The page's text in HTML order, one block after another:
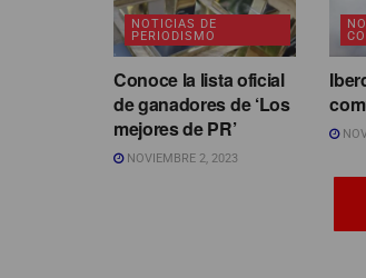
NOTICIAS DE
PERIODISMO
Conoce la lista oficial
de ganadores de ‘Los
mejores de PR’
NOVIEMBRE 2, 2023